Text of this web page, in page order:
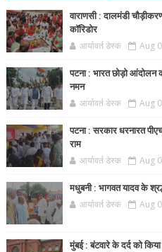
वाराणसी : दालमंडी
कॉरिडोर
आर्यावर्त डेस्क Aug
पटना : भारत छोड़ो आंदोलन
नमन
आर्यावर्त डेस्क Aug
पटना : सरकार धरनारत
राम
आर्यावर्त डेस्क Aug
मधुबनी : भागवत यादव के
आर्यावर्त डेस्क Aug
मुंबई : बंटवारे के दर्द को